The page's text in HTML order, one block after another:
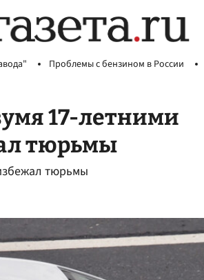
Проблемы с бензином в России
17-летними
тюрьмы
тюрьмы